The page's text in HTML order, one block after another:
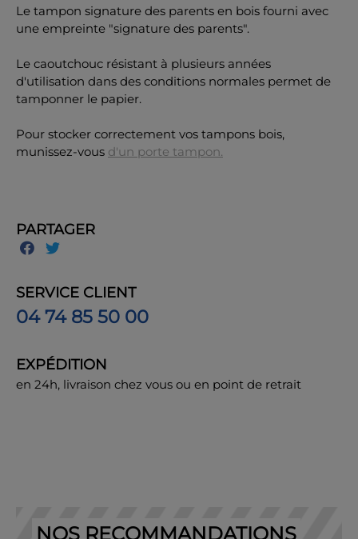
Le tampon signature des parents en bois fourni avec
une empreinte "signature des parents".
Le caoutchouc résistant à plusieurs années
d'utilisation dans des conditions normales permet de
tamponner le papier.
Pour stocker correctement vos tampons bois,
munissez-vous d'un porte tampon.
PARTAGER
SERVICE CLIENT
04 74 85 50 00
EXPÉDITION
en 24h, livraison chez vous ou en point de retrait
NOS RECOMMANDATIONS